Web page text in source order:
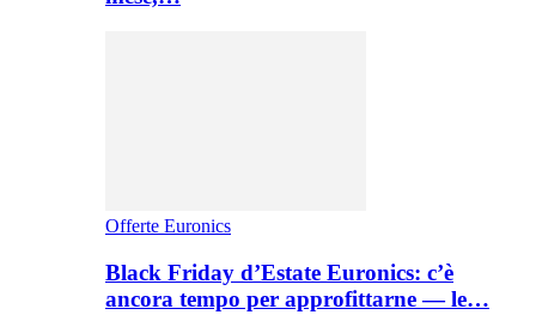
Offerte Euronics
Black Friday d’Estate Euronics: c’è
ancora tempo per approfittarne — le…